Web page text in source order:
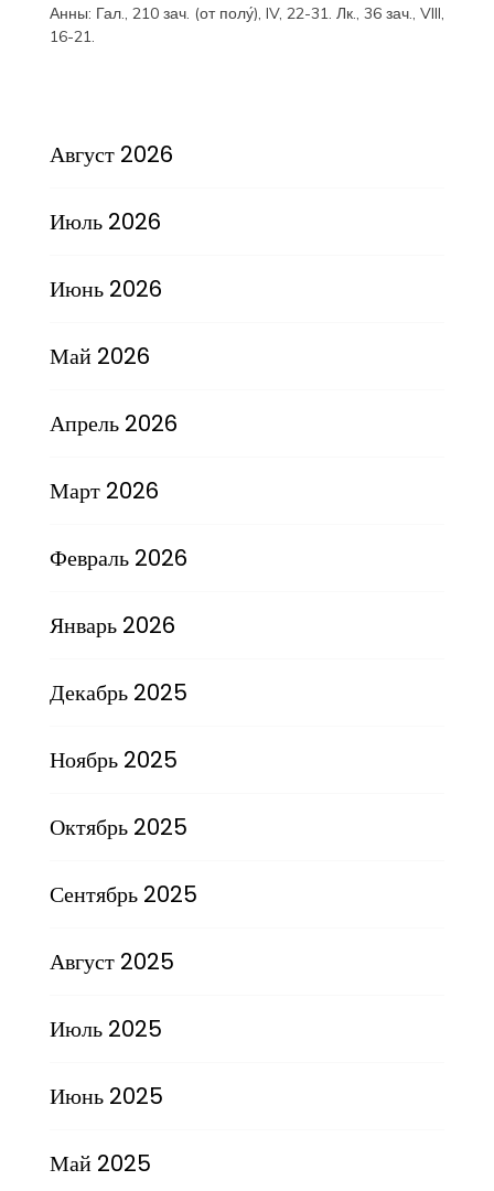
Анны: Гал., 210 зач. (от полу́), IV, 22-31. Лк., 36 зач., VIII,
16-21.
Август 2026
Июль 2026
Июнь 2026
Май 2026
Апрель 2026
Март 2026
Февраль 2026
Январь 2026
Декабрь 2025
Ноябрь 2025
Октябрь 2025
Сентябрь 2025
Август 2025
Июль 2025
Июнь 2025
Май 2025